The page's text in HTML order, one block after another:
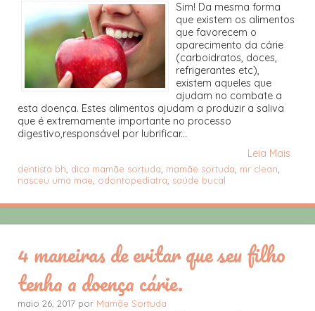
Sim! Da mesma forma
que existem os alimentos
que favorecem o
aparecimento da cárie
(carboidratos, doces,
refrigerantes etc),
existem aqueles que
ajudam no combate a
esta doença. Estes alimentos ajudam a produzir a saliva
que é extremamente importante no processo
digestivo,responsável por lubrificar...
Leia Mais
dentista bh, dica mamãe sortuda, mamãe sortuda, mr clean,
nasceu uma mae, odontopediatra, saúde bucal
4 maneiras de evitar que seu filho
tenha a doença cárie.
maio 26, 2017 por Mamãe Sortuda